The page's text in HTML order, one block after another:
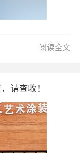
阅读全文
请查收！